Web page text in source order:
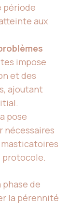
période
aux
impose
et des
ajoutant
pose
nécessaires
protocole.
phase de
la pérennité